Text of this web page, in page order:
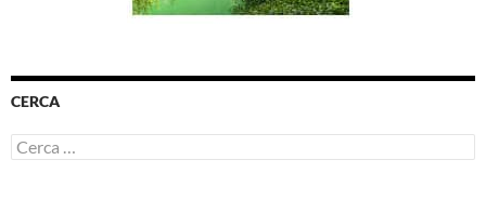
CERCA
Ricerca
per: